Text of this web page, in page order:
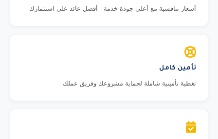
أسعار تنافسية مع أعلى جودة خدمة - أفضل عائد على استثمارك
تأمين كامل
تغطية تأمينية شاملة لحماية مشروعك وفريق عملك